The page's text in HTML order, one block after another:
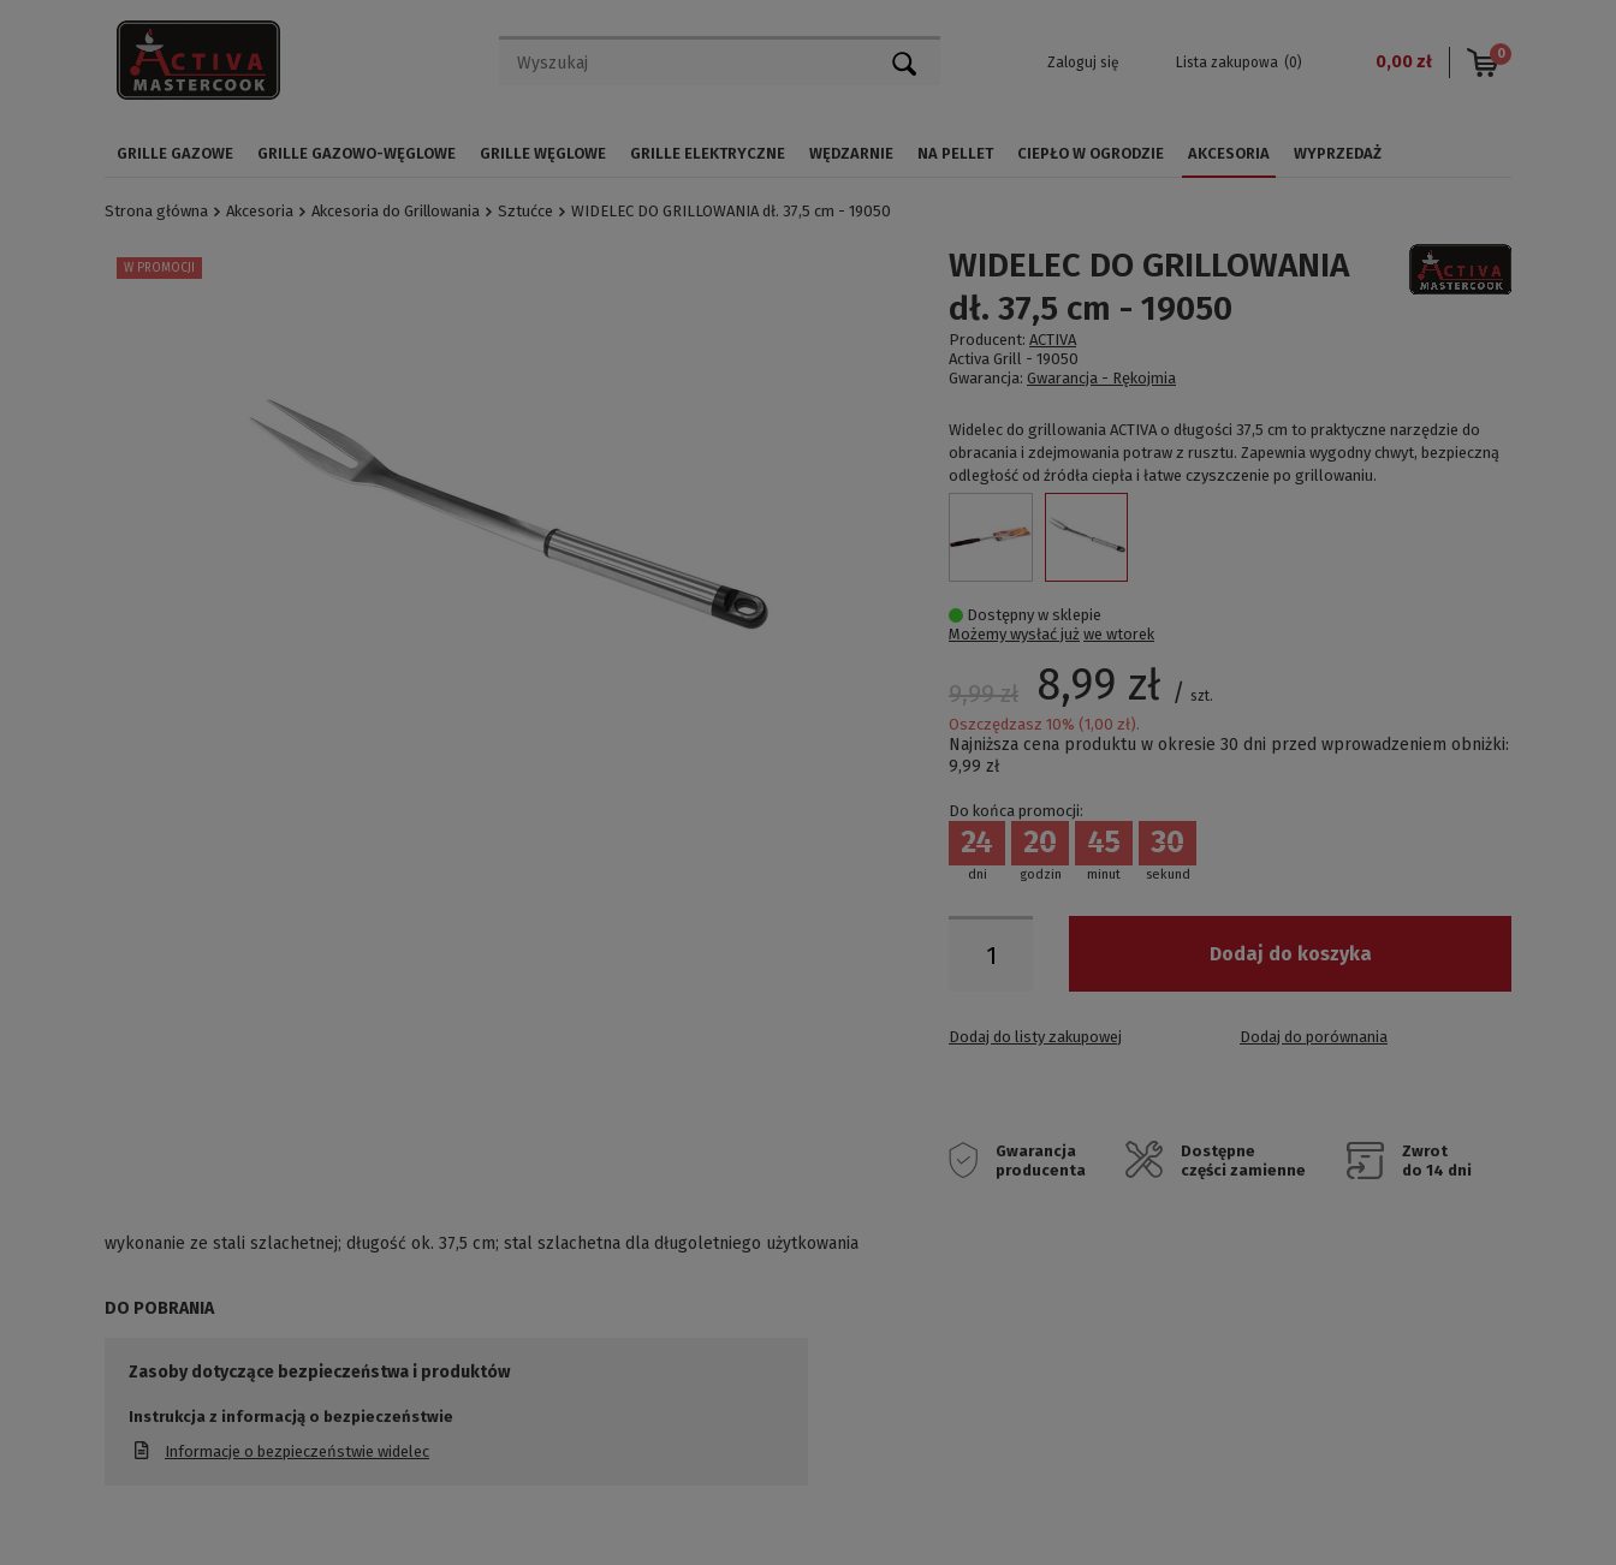
Zaloguj się Lista zakupowa (0) 0,00 zł 0
GRILLE GAZOWE GRILLE GAZOWO-WĘGLOWE GRILLE WĘGLOWE GRILLE ELEKTRYCZNE WĘDZARNIE NA PELLET CIEPŁO W OGRODZIE AKCESORIA WYPRZEDAŻ
Strona główna Akcesoria Akcesoria do Grillowania Sztućce WIDELEC DO GRILLOWANIA dł. 37,5 cm - 19050
WIDELEC DO GRILLOWANIA
dł. 37,5 cm - 19050
W PROMOCJI
Producent: ACTIVA
Activa Grill - 19050
Gwarancja: Gwarancja - Rękojmia
Widelec do grillowania ACTIVA o długości 37,5 cm to praktyczne narzędzie do
obracania i zdejmowania potraw z rusztu. Zapewnia wygodny chwyt, bezpieczną
odległość od źródła ciepła i łatwe czyszczenie po grillowaniu.
Dostępny w sklepie
Możemy wysłać już we wtorek
9,99 zł 8,99 zł / szt.
Oszczędzasz 10% (1,00 zł).
Najniższa cena produktu w okresie 30 dni przed wprowadzeniem obniżki:
9,99 zł
Do końca promocji:
dni
24
godzin
20
minut
45
sekund
30
Dodaj do koszyka
Dodaj do listy zakupowej Dodaj do porównania
Gwarancja
producenta
Dostępne
części zamienne
Zwrot
do 14 dni
wykonanie ze stali szlachetnej; długość ok. 37,5 cm; stal szlachetna dla długoletniego użytkowania
DO POBRANIA
Zasoby dotyczące bezpieczeństwa i produktów
Instrukcja z informacją o bezpieczeństwie
Informacje o bezpieczeństwie widelec